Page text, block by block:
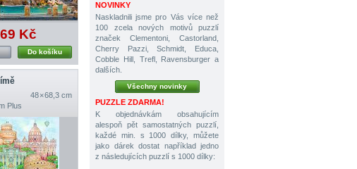
Kč
Do košíku
48 × 68,3 cm
Plus
NOVINKY
Naskladnili jsme pro Vás více než
100 zcela nových motivů puzzlí
značek Clementoni, Castorland,
Cherry Pazzi, Schmidt, Educa,
Cobble Hill, Trefl, Ravensburger a
dalších.
Všechny novinky
PUZZLE ZDARMA!
K objednávkám obsahujícím
alespoň pět samostatných puzzlí,
každé min. s 1000 dílky, můžete
jako dárek dostat například jedno
z následujících puzzlí s 1000 dílky: